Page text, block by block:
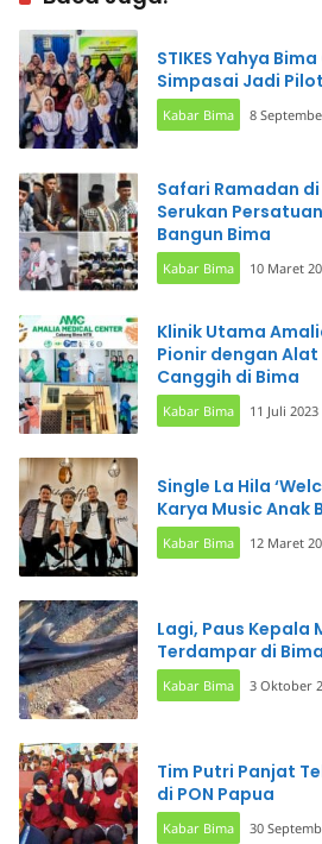
STIKES Yahya
Simpasai Jadi
Kabar Bima 8
Safari Ramadan
Serukan
Bangun Bima
Kabar Bima 10 Maret
Klinik Utama
Pionir dengan
Canggih di Bima
Kabar Bima 11 Juli 2023
Single La Hila
Karya Music Anak
Kabar Bima 12 Maret
Lagi, Paus Kepala
Terdampar di Bima
Kabar Bima 3 Oktober
Tim Putri Panjat
di PON Papua
Kabar Bima 30